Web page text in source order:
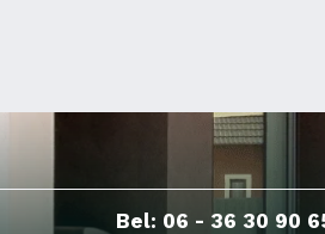
Bel: 06 - 36 30 90